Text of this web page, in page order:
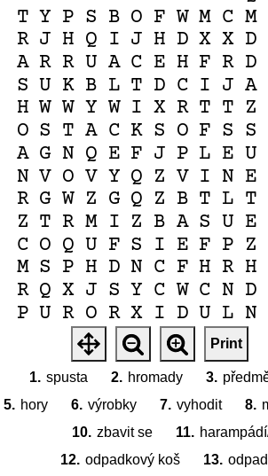
T Y P S B O F W M C M
R J H Q I J H D X X D
A R R U A C E H F R D
S U K B L T D C I J A
H W W Y W I X R T T Z
O S T A C K S O F S S
A G N Q E F J P L E U
N V O V Y Q Z V I N E
R G W Z G Q Z B T L T
Z T R M I Z B A S U E
C O Q U F S I E F P Z
M S P H D N C F H R H
R Q X J S Y C W C N D
P U R O R X I D U L N
F S F K Q S N M B
Z F O S P A E H T
Print
1. spusta 2. hromady 3.
5. hory 6. výrobky 7. vyhodit 8.
10. zbavit se 11.
12. odpadkový koš 13.